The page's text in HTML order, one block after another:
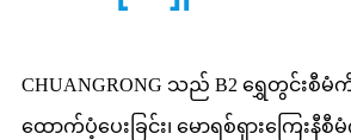
CHUANGRONG သည် B2 ရွှေတွင်းစီမံကိန်
ထောက်ပံ့ပေးခြင်း၊ မောရစ်ရှားကြေ